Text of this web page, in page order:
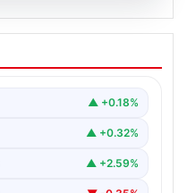
Güvenli
Güncel olarak…
▲ +0.18%
▲ +0.32%
▲ +2.59%